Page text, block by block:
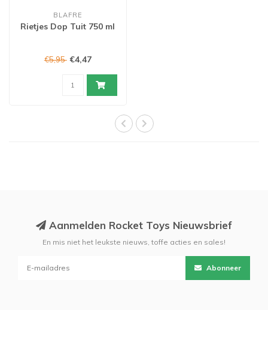
BLAFRE
Rietjes Dop Tuit 750 ml
€5,95 €4,47
Aanmelden Rocket Toys Nieuwsbrief
En mis niet het leukste nieuws, toffe acties en sales!
Abonneer